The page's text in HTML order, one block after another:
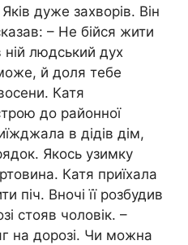
дуже захворів. Він
– Не бійся жити
людський дух
й доля тебе
Катя
до районної
в дідів дім,
Якось узимку
Катя приїхала
піч. Вночі її розбудив
стояв чоловік. –
на дорозі. Чи можна